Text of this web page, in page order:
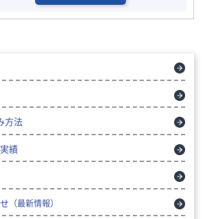
方法
績
（最新情報）